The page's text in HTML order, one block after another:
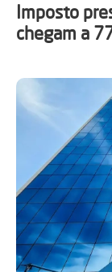
Imposto
chegam a